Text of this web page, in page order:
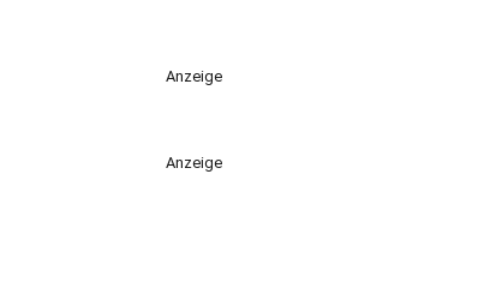
Anzeige
Anzeige